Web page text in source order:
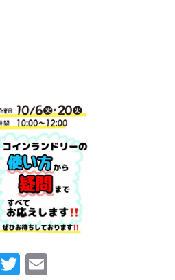
Facebook
Twitter